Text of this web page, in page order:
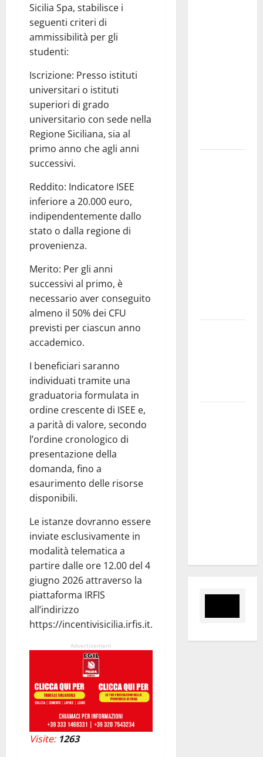
Sicilia Spa, stabilisce i
seguenti criteri di
ammissibilità per gli
studenti:
Iscrizione: Presso istituti
universitari o istituti
superiori di grado
universitario con sede nella
Regione Siciliana, sia al
primo anno che agli anni
successivi.
Reddito: Indicatore ISEE
inferiore a 20.000 euro,
indipendentemente dallo
stato o dalla regione di
provenienza.
Merito: Per gli anni
successivi al primo, è
necessario aver conseguito
almeno il 50% dei CFU
previsti per ciascun anno
accademico.
I beneficiari saranno
individuati tramite una
graduatoria formulata in
ordine crescente di ISEE e,
a parità di valore, secondo
l’ordine cronologico di
presentazione della
domanda, fino a
esaurimento delle risorse
disponibili.
Le istanze dovranno essere
inviate esclusivamente in
modalità telematica a
partire dalle ore 12.00 del 4
giugno 2026 attraverso la
piattaforma IRFIS
all’indirizzo
https://incentivisicilia.irfis.it.
Advertisement
Visite: 1263